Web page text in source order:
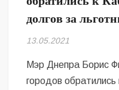
Безугла закликає валити
Світові бренди одягу та
сучасну моду
Командувач ВМС Неїжпапа
навколо керівництва армії
долгов за
13.05.2021
Мэр Днепра Борис
городов